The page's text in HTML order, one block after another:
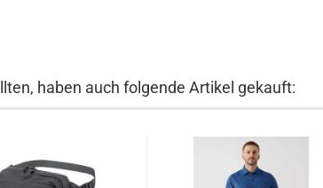
haben auch folgende Artikel gekauft: